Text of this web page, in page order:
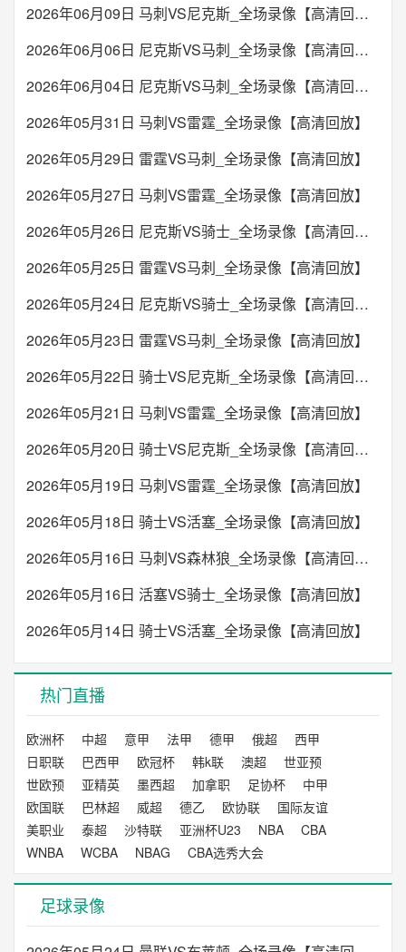
2026年06月09日 马刺VS尼克斯_全场录像【高清回放】
2026年06月06日 尼克斯VS马刺_全场录像【高清回放】
2026年06月04日 尼克斯VS马刺_全场录像【高清回放】
2026年05月31日 马刺VS雷霆_全场录像【高清回放】
2026年05月29日 雷霆VS马刺_全场录像【高清回放】
2026年05月27日 马刺VS雷霆_全场录像【高清回放】
2026年05月26日 尼克斯VS骑士_全场录像【高清回放】
2026年05月25日 雷霆VS马刺_全场录像【高清回放】
2026年05月24日 尼克斯VS骑士_全场录像【高清回放】
2026年05月23日 雷霆VS马刺_全场录像【高清回放】
2026年05月22日 骑士VS尼克斯_全场录像【高清回放】
2026年05月21日 马刺VS雷霆_全场录像【高清回放】
2026年05月20日 骑士VS尼克斯_全场录像【高清回放】
2026年05月19日 马刺VS雷霆_全场录像【高清回放】
2026年05月18日 骑士VS活塞_全场录像【高清回放】
2026年05月16日 马刺VS森林狼_全场录像【高清回放】
2026年05月16日 活塞VS骑士_全场录像【高清回放】
2026年05月14日 骑士VS活塞_全场录像【高清回放】
热门直播
欧洲杯 中超 意甲 法甲 德甲 俄超
西甲
日职联
巴西甲 欧冠杯 韩k联 澳超
世亚预
世欧预
亚精英 墨西超 加拿职 足协杯
中甲
欧国联
巴林超 威超 德乙 欧协联
国际友谊
美职业
泰超 沙特联 亚洲杯U23 NBA
CBA
WNBA
WCBA NBAG CBA选秀大会
足球录像